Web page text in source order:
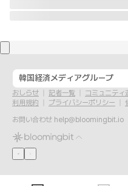
韓国経済メディアグループ
おしらせ 記者一覧
コミュニティ
利用規約
プライバシーポリシー
お問い合わせ help@bloomingbit.io